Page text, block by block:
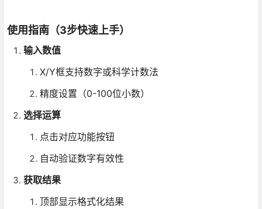
使用指南（3步快速上手）
输入数值
X/Y框支持数字或科学计数法
精度设置（0-100位小数）
选择运算
点击对应功能按钮
自动验证数字有效性
获取结果
顶部显示格式化结果